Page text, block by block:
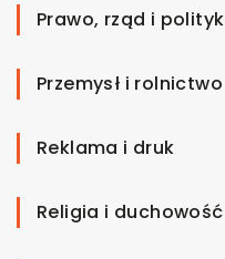
Prawo, rząd i
Przemysł i rolnictwo
Reklama i druk
Religia i duchowość